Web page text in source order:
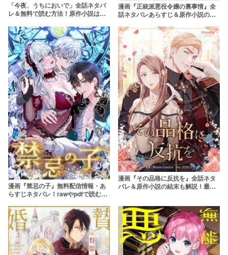
「今夜、うちにおいで」全話ネタバ
レ＆無料で読む方法！原作小説はあ
漫画『正統派悪役令嬢の裏事情』全
話ネタバレあらすじ＆原作小説の最
で読める？
漫画『禁忌の子』無料配信情報・あ
らすじネタバレ！rawやpdfで読むの
漫画『その品格に反抗を』全話ネタ
バレ＆原作小説の結末も解説！最終